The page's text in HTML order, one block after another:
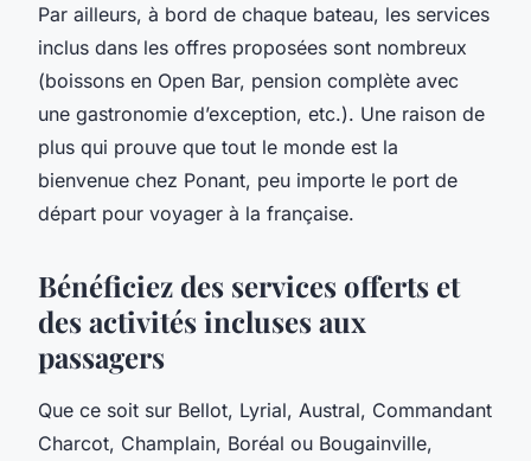
Par ailleurs, à bord de chaque bateau, les services
inclus dans les offres proposées sont nombreux
(boissons en Open Bar, pension complète avec
une gastronomie d’exception, etc.). Une raison de
plus qui prouve que tout le monde est la
bienvenue chez Ponant, peu importe le port de
départ pour voyager à la française.
Bénéficiez des services offerts et
des activités incluses aux
passagers
Que ce soit sur Bellot, Lyrial, Austral, Commandant
Charcot, Champlain, Boréal ou Bougainville,